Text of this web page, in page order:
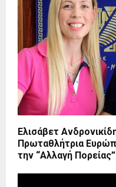
Ελισάβετ
Πρωταθλήτρια
την “Αλλαγή Πορείας”